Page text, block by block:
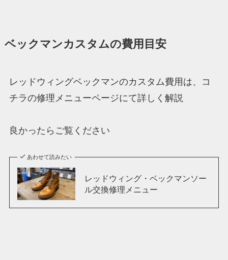
ベックマンカスタムの費用目安
レッドウィングベックマンのカスタム費用は、コ
チラの修理メニューページにて詳しく解説
良かったらご覧ください
あわせて読みたい
レッドウィング・ベックマンソー
ル交換修理メニュー